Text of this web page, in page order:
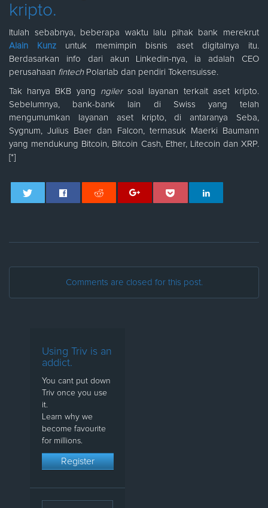
kripto.
Itulah sebabnya, beberapa waktu lalu pihak bank merekrut
Alain Kunz untuk memimpin bisnis aset digitalnya itu.
Berdasarkan info dari akun Linkedin-nya, ia adalah CEO
perusahaan fintech Polarlab dan pendiri Tokensuisse.
Tak hanya BKB yang ngilersoal layanan terkait aset kripto.
Sebelumnya, bank-bank lain di Swiss yang telah
mengumumkan layanan aset kripto, di antaranya Seba,
Sygnum, Julius Baer dan Falcon, termasuk Maerki Baumann
yang mendukung Bitcoin, Bitcoin Cash, Ether, Litecoin dan XRP.
[*]
Comments are closed for this post.
Using Triv is an
addict.
You cant put down
Triv once you use
it.
Learn why we
become favourite
for millions.
Register